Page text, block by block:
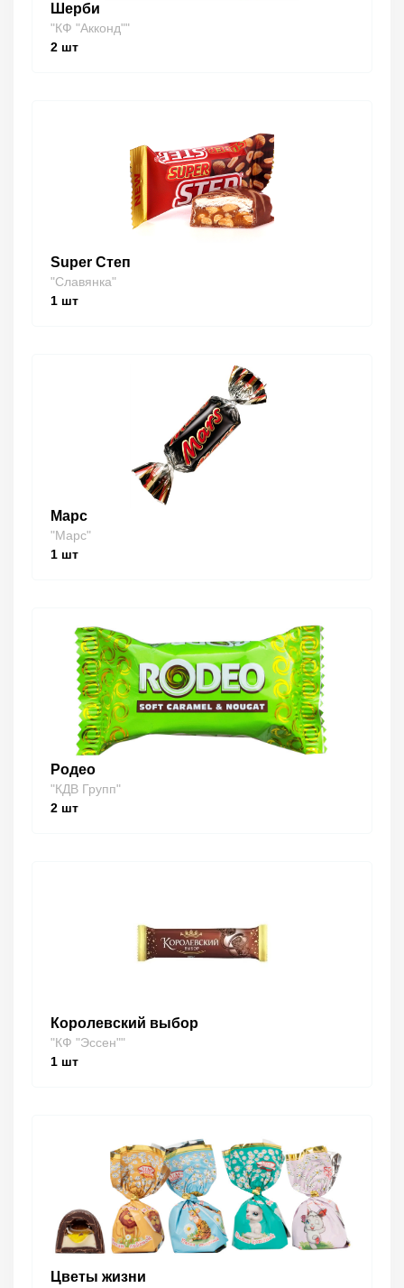
Шерби
"КФ "Акконд""
2 шт
Super Степ
"Славянка"
1 шт
Марс
"Марс"
1 шт
Родео
"КДВ Групп"
2 шт
Королевский выбор
"КФ "Эссен""
1 шт
Цветы жизни